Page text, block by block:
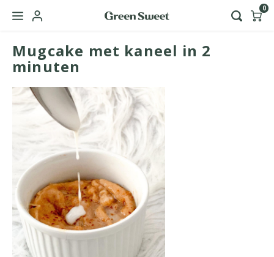
Hoofdmenu / green sweet zakelijk
Nederlands
0
Mugcake met kaneel in 2
minuten